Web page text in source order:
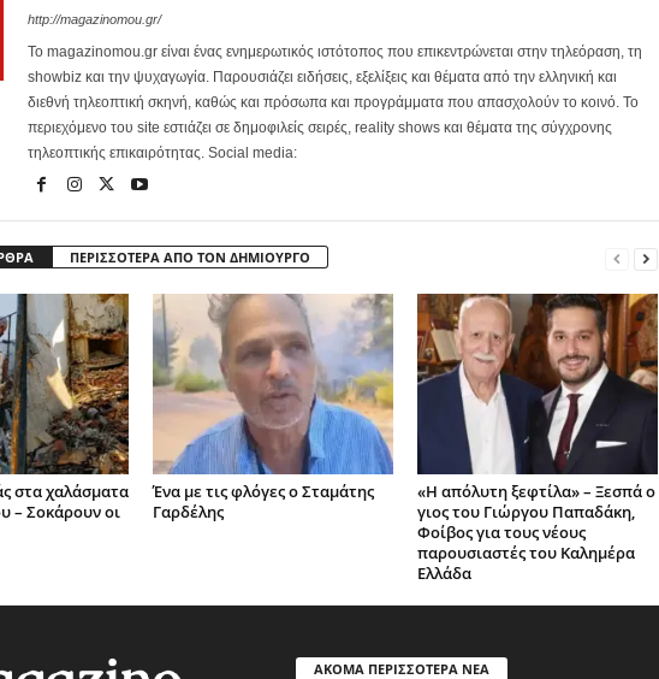
http://magazinomou.gr/
Το magazinomou.gr είναι ένας ενημερωτικός ιστότοπος που επικεντρώνεται στην τηλεόραση, τη
showbiz και την ψυχαγωγία. Παρουσιάζει ειδήσεις, εξελίξεις και θέματα από την ελληνική και
διεθνή τηλεοπτική σκηνή, καθώς και πρόσωπα και προγράμματα που απασχολούν το κοινό. Το
περιεχόμενο του site εστιάζει σε δημοφιλείς σειρές, reality shows και θέματα της σύγχρονης
τηλεοπτικής επικαιρότητας. Social media:
ΠΕΡΙΣΣΟΤΕΡΑ ΑΠΟ ΤΟΝ ΔΗΜΙΟΥΡΓΟ
στα χαλάσματα
– Σοκάρουν οι
Ένα με τις φλόγες ο Σταμάτης
Γαρδέλης
«Η απόλυτη ξεφτίλα» – Ξεσπά ο
γιος του Γιώργου Παπαδάκη,
Φοίβος για τους νέους
παρουσιαστές του Καλημέρα
Ελλάδα
ΑΚΟΜΑ ΠΕΡΙΣΣΟΤΕΡΑ ΝΕΑ